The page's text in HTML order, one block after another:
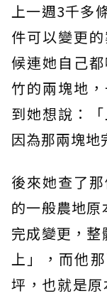
上一週3千多
件可以變更
候連她自己
竹的兩塊地
到她想說：
因為那兩塊地
後來她查了
的一般農地
完成變更，
上」，而他
坪，也就是